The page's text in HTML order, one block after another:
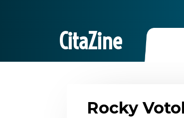
CitaZine
Rocky